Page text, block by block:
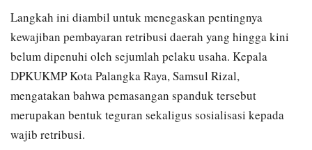
Langkah ini diambil untuk menegaskan pentingnya
kewajiban pembayaran retribusi daerah yang hingga kini
belum dipenuhi oleh sejumlah pelaku usaha. Kepala
DPKUKMP Kota Palangka Raya, Samsul Rizal,
mengatakan bahwa pemasangan spanduk tersebut
merupakan bentuk teguran sekaligus sosialisasi kepada
wajib retribusi.